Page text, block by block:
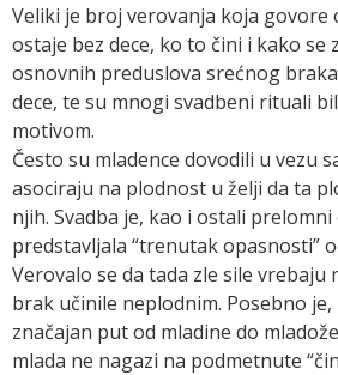
Veliki je broj verovanja koja govore
ostaje bez dece, ko to čini i kako se
osnovnih preduslova srećnog
dece, te su mnogi svadbeni rituali
motivom.
Često su mladence dovodili u vezu
asociraju na plodnost u želji da ta
njih. Svadba je, kao i ostali
predstavljala “trenutak opasnosti”
Verovalo se da tada zle sile vrebaju
brak učinile neplodnim. Posebno
značajan put od mladine do
mlada ne nagazi na podmetnute